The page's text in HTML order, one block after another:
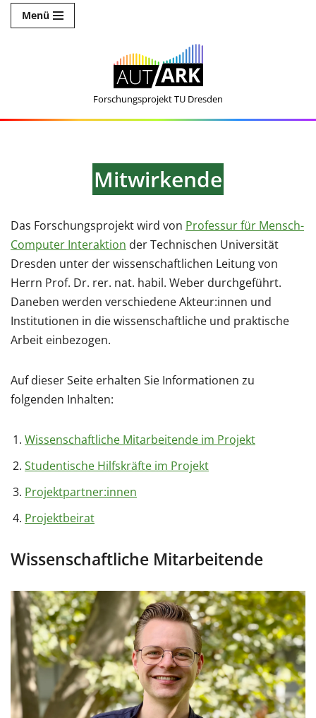
Menü
Forschungsprojekt TU Dresden
Mitwirkende
Das Forschungsprojekt wird von Professur für Mensch-
Computer Interaktion der Technischen Universität
Dresden unter der wissenschaftlichen Leitung von
Herrn Prof. Dr. rer. nat. habil. Weber durchgeführt.
Daneben werden verschiedene Akteur:innen und
Institutionen in die wissenschaftliche und praktische
Arbeit einbezogen.
Auf dieser Seite erhalten Sie Informationen zu
folgenden Inhalten:
Wissenschaftliche Mitarbeitende im Projekt
Studentische Hilfskräfte im Projekt
Projektpartner:innen
Projektbeirat
Wissenschaftliche Mitarbeitende